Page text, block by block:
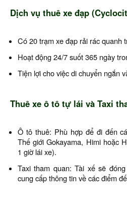
Dịch vụ thuê xe đạp
Có 20 trạm xe đạp rải rác quanh
Hoạt động 24/7 suốt 365 ngày
Tiện lợi cho việc di chuyển ngắn
Thuê xe ô tô tự lái và Taxi
Ô tô thuê: Phù hợp để đi đến
Thế giới Gokayama, Himi hoặc
1 giờ lái xe).
Taxi tham quan: Tài xế sẽ
cung cấp thông tin về các điểm